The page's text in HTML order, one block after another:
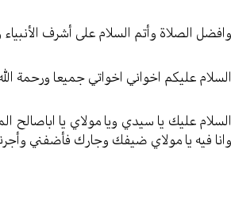
وافضل الصلاة وأتم السلام على أشرف
السلام عليكم اخواني اخواتي جميعا ورحمة الله
السلام عليك يا سيدي ويا مولاي يا
وانا فيه يا مولاي ضيفك وجارك فأضفني